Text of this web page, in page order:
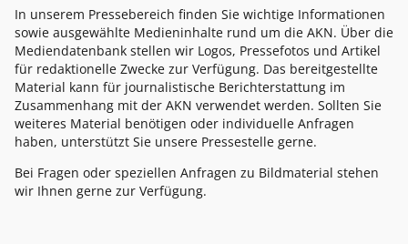
In unserem Pressebereich finden Sie wichtige Informationen
sowie ausgewählte Medieninhalte rund um die AKN. Über die
Mediendatenbank stellen wir Logos, Pressefotos und Artikel
für redaktionelle Zwecke zur Verfügung. Das bereitgestellte
Material kann für journalistische Berichterstattung im
Zusammenhang mit der AKN verwendet werden. Sollten Sie
weiteres Material benötigen oder individuelle Anfragen
haben, unterstützt Sie unsere Pressestelle gerne.
Bei Fragen oder speziellen Anfragen zu Bildmaterial stehen
wir Ihnen gerne zur Verfügung.